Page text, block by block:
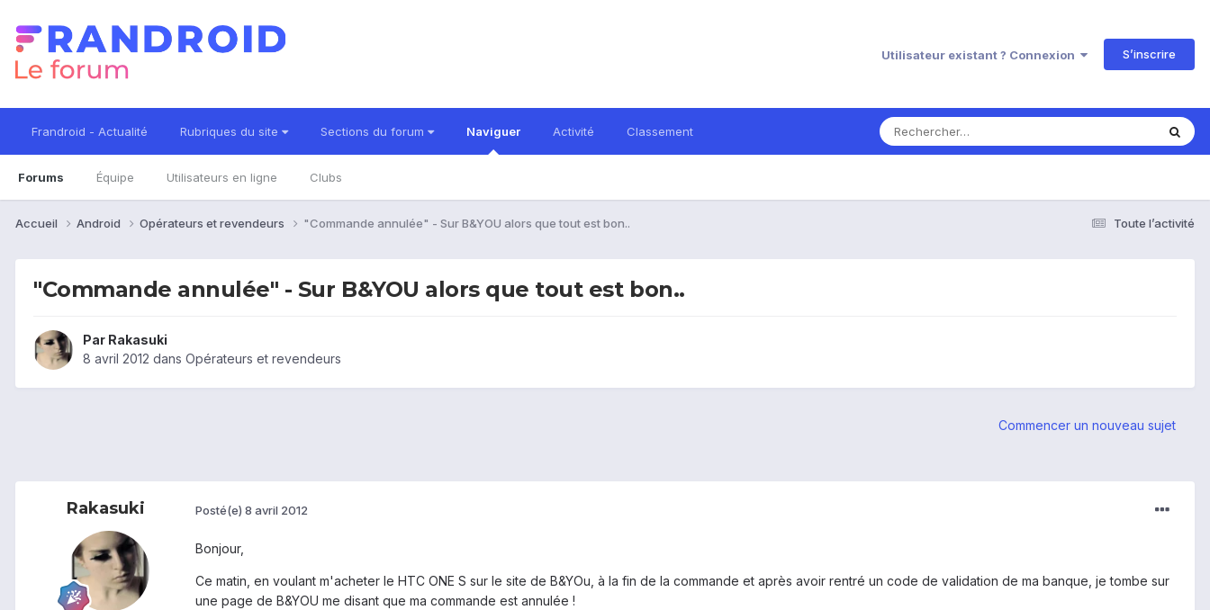
Utilisateur existant ? Connexion S’inscrire
Frandroid - Actualité Rubriques du site Sections du forum Naviguer
Forums Équipe Utilisateurs en ligne Clubs
Activité Classement
Toute l’activité
Accueil Android Opérateurs et revendeurs "Commande annulée" - Sur B&YOU alors que tout est bon..
"Commande annulée" - Sur B&YOU alors que tout est bon..
Par Rakasuki
8 avril 2012 dans Opérateurs et revendeurs
Commencer un nouveau sujet
Rakasuki Posté(e) 8 avril 2012
Bonjour,
Ce matin, en voulant m'acheter le HTC ONE S sur le site de B&YOu, à la fin de la commande et après avoir rentré un code de validation de ma banque, je tombe sur
une page de B&YOU me disant que ma commande est annulée !